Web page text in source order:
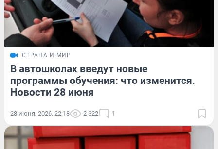
СТРАНА И МИР
В автошколах введут новые
программы обучения: что изменится.
Новости 28 июня
28 июня, 2026, 22:18 2 322 1